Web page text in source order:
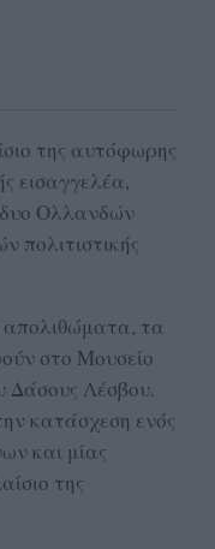
της αυτόφωρης
εισαγγελέα,
Ολλανδών
πολιτιστικής
τα
στο Μουσείο
Δάσους Λέσβου.
κατάσχεση ενός
και μίας
της